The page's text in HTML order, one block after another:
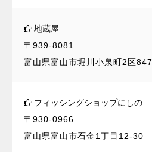
地蔵屋
〒939-8081
富山県富山市堀川小泉町2区847
フィッシングショップにしの
〒930-0966
富山県富山市石金1丁目12-30